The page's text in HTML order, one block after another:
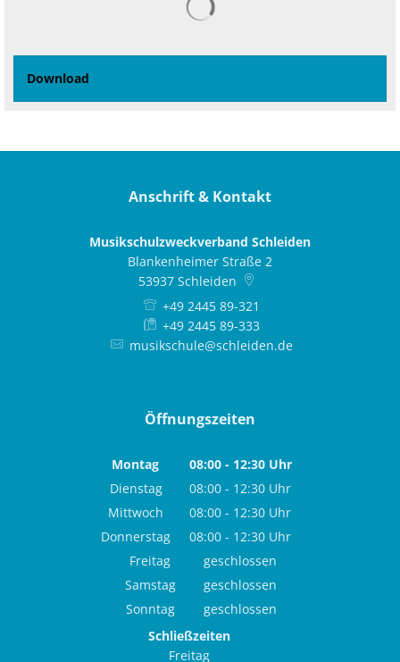
Download
Anschrift & Kontakt
Musikschulzweckverband Schleiden
Blankenheimer Straße 2
53937 Schleiden
+49 2445 89-321
+49 2445 89-333
musikschule@schleiden.de
Öffnungszeiten
Montag 08:00- 12:30Uhr
Von 08:00 bis 12:30 Uhr
Dienstag 08:00 - 12:30 Uhr
Von 08:00 bis 12:30 Uhr
Mittwoch 08:00 - 12:30 Uhr
Von 08:00 bis 12:30 Uhr
Donnerstag 08:00 - 12:30 Uhr
Von 08:00 bis 12:30 Uhr
Freitag
geschlossen
Samstag
geschlossen
Sonntag
geschlossen
Schließzeiten
Freitag